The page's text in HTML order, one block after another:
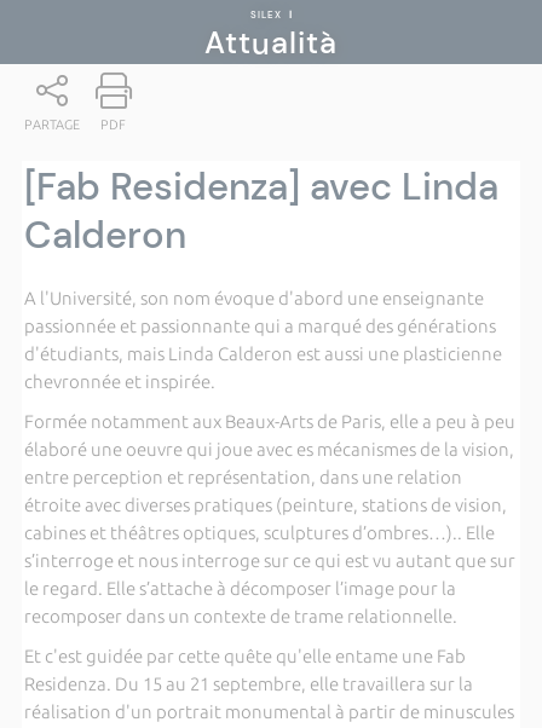
SILEX |
Attualità
PARTAGE PDF
[Fab Residenza] avec Linda
Calderon
A l'Université, son nom évoque d'abord une enseignante
passionnée et passionnante qui a marqué des générations
d'étudiants, mais Linda Calderon est aussi une plasticienne
chevronnée et inspirée.
Formée notamment aux Beaux-Arts de Paris, elle a peu à peu
élaboré une oeuvre qui joue avec es mécanismes de la vision,
entre perception et représentation, dans une relation
étroite avec diverses pratiques (peinture, stations de vision,
cabines et théâtres optiques, sculptures d’ombres…).. Elle
s’interroge et nous interroge sur ce qui est vu autant que sur
le regard. Elle s’attache à décomposer l’image pour la
recomposer dans un contexte de trame relationnelle.
Et c'est guidée par cette quête qu'elle entame une Fab
Residenza. Du 15 au 21 septembre, elle travaillera sur la
réalisation d'un portrait monumental à partir de minuscules